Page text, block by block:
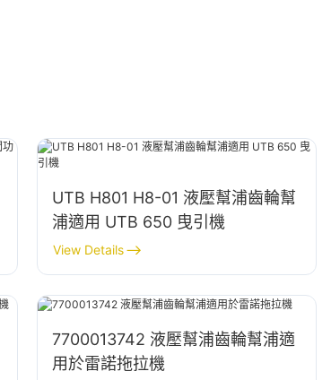
UTB H801 H8-01 液壓幫浦齒輪幫
浦適用 UTB 650 曳引機
View Details
7700013742 液壓幫浦齒輪幫浦適
用於雷諾拖拉機